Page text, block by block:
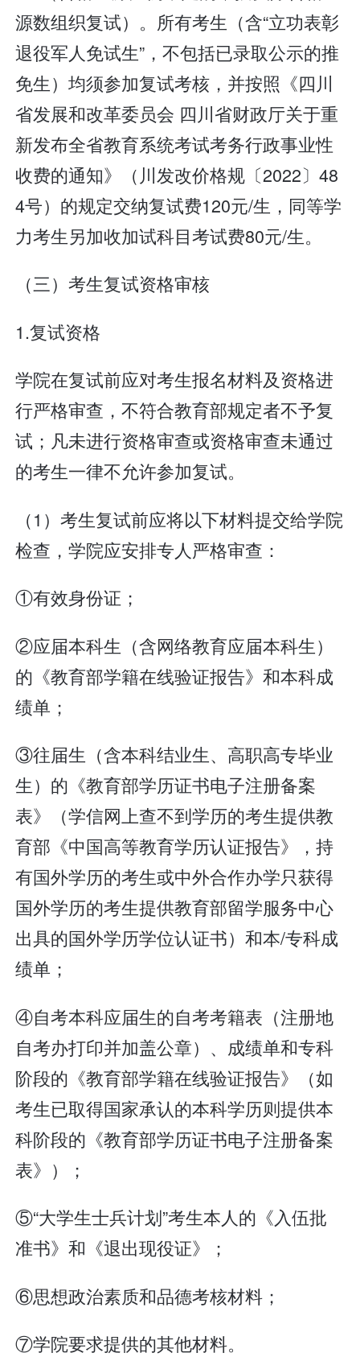
源数组织复试）。所有考生（含“立功表彰
退役军人免试生”，不包括已录取公示的推
免生）均须参加复试考核，并按照《四川
省发展和改革委员会 四川省财政厅关于重
新发布全省教育系统考试考务行政事业性
收费的通知》（川发改价格规〔2022〕48
4号）的规定交纳复试费120元/生，同等学
力考生另加收加试科目考试费80元/生。
（三）考生复试资格审核
1.复试资格
学院在复试前应对考生报名材料及资格进
行严格审查，不符合教育部规定者不予复
试；凡未进行资格审查或资格审查未通过
的考生一律不允许参加复试。
（1）考生复试前应将以下材料提交给学院
检查，学院应安排专人严格审查：
①有效身份证；
②应届本科生（含网络教育应届本科生）
的《教育部学籍在线验证报告》和本科成
绩单；
③往届生（含本科结业生、高职高专毕业
生）的《教育部学历证书电子注册备案
表》（学信网上查不到学历的考生提供教
育部《中国高等教育学历认证报告》，持
有国外学历的考生或中外合作办学只获得
国外学历的考生提供教育部留学服务中心
出具的国外学历学位认证书）和本/专科成
绩单；
④自考本科应届生的自考考籍表（注册地
自考办打印并加盖公章）、成绩单和专科
阶段的《教育部学籍在线验证报告》（如
考生已取得国家承认的本科学历则提供本
科阶段的《教育部学历证书电子注册备案
表》）；
⑤“大学生士兵计划”考生本人的《入伍批
准书》和《退出现役证》；
⑥思想政治素质和品德考核材料；
⑦学院要求提供的其他材料。